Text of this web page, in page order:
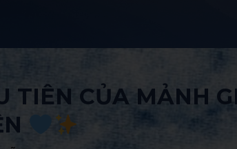
TIÊN CỦA MẢNH